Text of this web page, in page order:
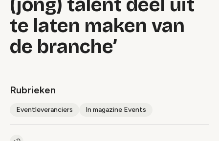
(jong) talent deel uit
te laten maken van
de branche’
Rubrieken
Eventleveranciers In magazine Events